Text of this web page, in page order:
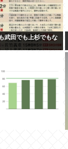
武田でも上杉でもな